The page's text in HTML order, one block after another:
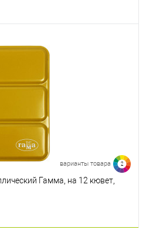
В корзину
варианты товара 2
Гамма, на 12 кювет,